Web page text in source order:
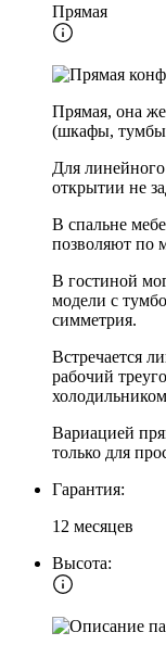
Прямая
Прямая, она
(шкафы, тумбы,
Для
открытии не
В спальне
позволяют по
В гостиной
модели с
симметрия.
Встречается
рабочий
Вариацией
только для
Гарантия:
12 месяцев
Высота: